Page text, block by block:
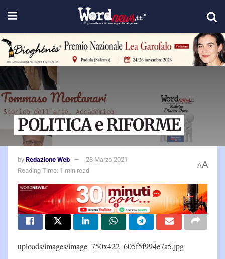
POLITICA e RIFORME
byRedazione Web
28 Marzo 2021
Reading Time: 1 min read
AA
uploads/images/image_750x422_605f5f994e7a5.jpg